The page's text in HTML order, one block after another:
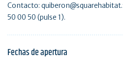
Contacto:
50 00 50 (pulse 1).
Fechas de apertura